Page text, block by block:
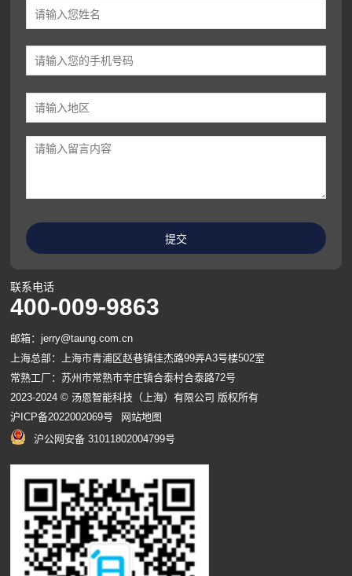
联系电话
400-009-9863
邮箱：jerry@taung.com.cn
上海总部：上海市青浦区赵巷镇佳杰路99弄A3号楼502室
常熟工厂：苏州市常熟市辛庄镇合泰村合泰路72号
2023-2024 © 汤恩智能科技（上海）有限公司 版权所有
沪ICP备2022002069号
网站地图
沪公网安备 31011802004799号